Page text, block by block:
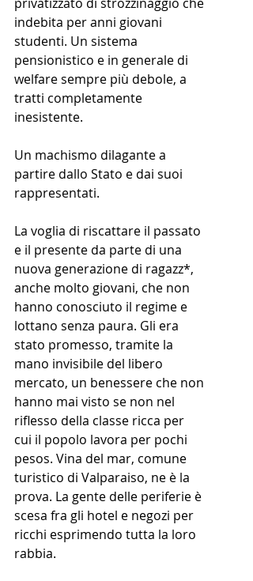
indebita per anni giovani
studenti. Un sistema
pensionistico e in generale di
welfare sempre più debole, a
tratti completamente
inesistente.
Un machismo dilagante a
partire dallo Stato e dai suoi
rappresentati.
La voglia di riscattare il passato
e il presente da parte di una
nuova generazione di ragazz*,
anche molto giovani, che non
hanno conosciuto il regime e
lottano senza paura. Gli era
stato promesso, tramite la
mano invisibile del libero
mercato, un benessere che non
hanno mai visto se non nel
riflesso della classe ricca per
cui il popolo lavora per pochi
pesos. Vina del mar, comune
turistico di Valparaiso, ne è la
prova. La gente delle periferie è
scesa fra gli hotel e negozi per
ricchi esprimendo tutta la loro
rabbia.